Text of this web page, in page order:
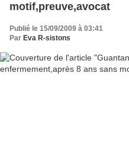
motif,preuve,avocat
Publié le 15/09/2009 à 03:41
Par Eva R-sistons